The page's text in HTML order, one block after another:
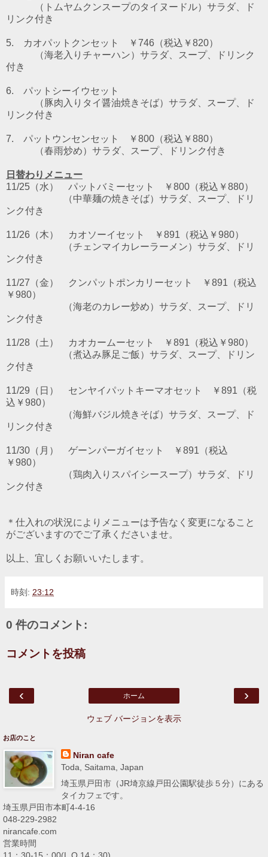
（トムヤムクンスープのタイヌードル） サラダ、ド
リンク付き
5. カオパットクンセット ￥746（税込￥820）
（海老入りチャーハン）サラダ、スープ、ドリンク
付き
6. パットシーイウセット
（豚肉入りタイ醤油焼きそば）サラダ、スープ、ド
リンク付き
7. パットウンセンセット
￥800（税込￥880）
（春雨炒め）サラダ、スープ、ドリンク付き
日替わりメニュー
11/25（水） パットバミーセット ￥800（税込￥880）
（中華麺の焼きそば）サラダ、スープ、ドリ
ンク付き
11/26（木） カオソーイセット ￥891（税込￥980）
（チェンマイカレーラーメン）サラダ、ドリ
ンク付き
11/27（金） クンパットポンカリーセット ￥891（税込
￥980）
（海老のカレー炒め）サラダ、スープ、ドリ
ンク付き
11/28（土） カオカームーセット ￥891（税込￥980）
（煮込み豚足ご飯）サラダ、スープ、ドリン
ク付き
11/29（日） センヤイパットキーマオセット ￥891（税
込￥980）
（海鮮バジル焼きそば）サラダ、スープ、ド
リンク付き
11/30（月） ゲーンパーガイセット ￥891（税込
￥980）
（鶏肉入りスパイシースープ）サラダ、ドリ
ンク付き
＊仕入れの状況によりメニューは予告なく変更になること
がございますのでご了承くださいませ。
以上、宜しくお願いいたします。
時刻: 23:12
0 件のコメント:
コメントを投稿
‹ ›
ホーム
ウェブ バージョンを表示
お店のこと
Niran cafe
Toda, Saitama, Japan
埼玉県戸田市（JR埼京線戸田公園駅徒歩５分）にある
タイカフェです。
埼玉県戸田市本町4-4-16
048-229-2982
nirancafe.com
営業時間